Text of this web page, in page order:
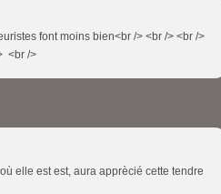
font moins bien<br /> <br /> <br />
<br />
elle est est, aura apprècié cette tendre